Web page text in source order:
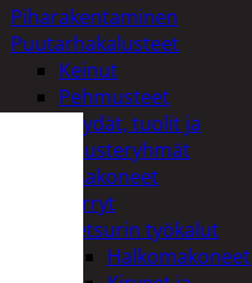
Piharakentaminen
Puutarhakalusteet
Keinut
Pehmusteet
Pöydät, tuolit ja
kalusteryhmät
Puutarhakoneet
Kärryt
Metsurin työkalut
Halkomakoneet